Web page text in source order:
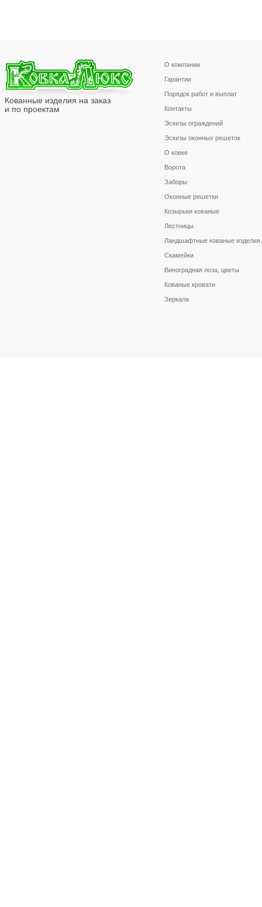
Кованные изделия на заказ
и по проектам
О компании
Гарантии
Порядок работ и выплат
Контакты
Эскизы ограждений
Эскизы оконных решеток
О ковке
Ворота
Заборы
Оконные решетки
Козырьки кованые
Лестницы
Ландшафтные кованые изделия
Скамейки
Виноградная лоза, цветы
Кованые кровати
Зеркала